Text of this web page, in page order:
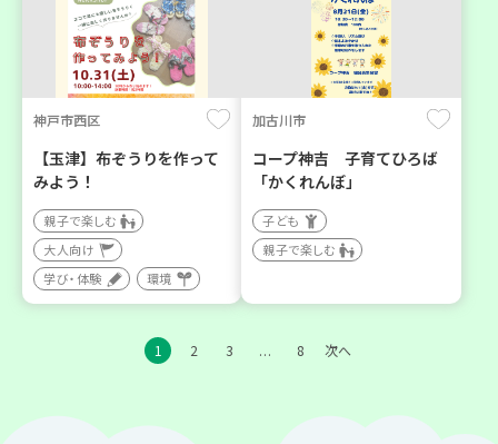
神戸市西区
【玉津】布ぞうりを作って
みよう！
親子で楽しむ
大人向け
学び・体験
環境
加古川市
コープ神吉 子育てひろば
「かくれんぼ」
子ども
親子で楽しむ
1 2 3 … 8 次へ